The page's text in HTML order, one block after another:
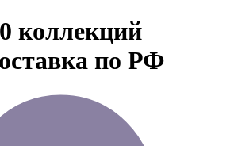
коллекций
по РФ